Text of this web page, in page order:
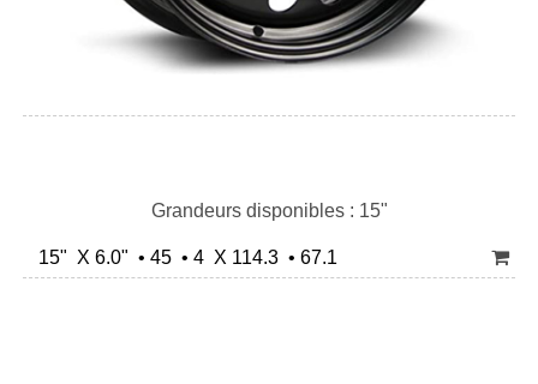
Grandeurs disponibles : 15"
15" X 6.0" • 45 • 4 X 114.3 • 67.1